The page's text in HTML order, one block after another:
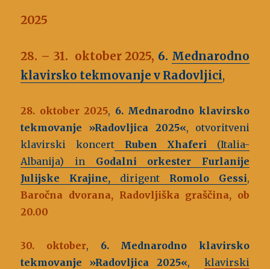
2025
28. – 31. oktober 2025, 6. Mednarodno
klavirsko tekmovanje v Radovljici,
28. oktober 2025, 6. Mednarodno klavirsko
tekmovanje »Radovljica 2025«, otvoritveni
klavirski koncertRuben Xhaferi (Italia-
Albanija) in Godalni orkester Furlanije
Julijske Krajine, dirigent Romolo Gessi,
Baročna dvorana, Radovljiška graščina, ob
20.00
30. oktober, 6. Mednarodno klavirsko
tekmovanje »Radovljica 2025«, klavirski